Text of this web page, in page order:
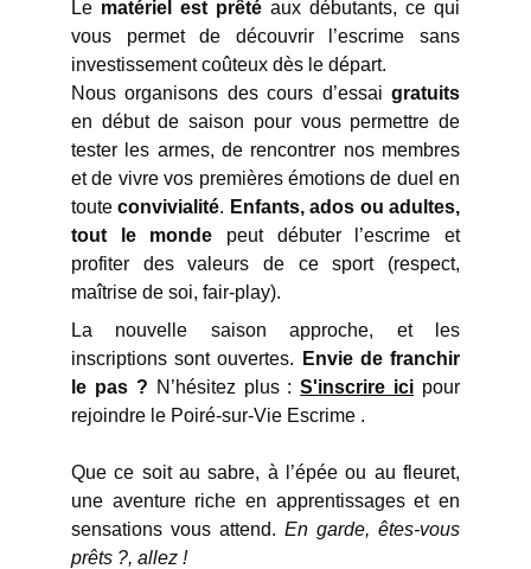
Le matériel est prêté aux débutants, ce qui
vous permet de découvrir l’escrime sans
investissement coûteux dès le départ.
Nous organisons des cours d’essai gratuits
en début de saison pour vous permettre de
tester les armes, de rencontrer nos membres
et de vivre vos premières émotions de duel en
touteconvivialité. Enfants, ados ou adultes,
tout le monde peut débuter l’escrime et
profiter des valeurs de ce sport (respect,
maîtrise de soi, fair-play).
La nouvelle saison approche, et les
inscriptions sont ouvertes.
Envie de franchir
le pas ? N’hésitez plus :S'inscrire ici pour
rejoindre le Poiré-sur-Vie Escrime .
Que ce soit au sabre, à l’épée ou au fleuret,
une aventure riche en apprentissages et en
sensations vous attend. En garde, êtes-vous
prêts ?, allez !